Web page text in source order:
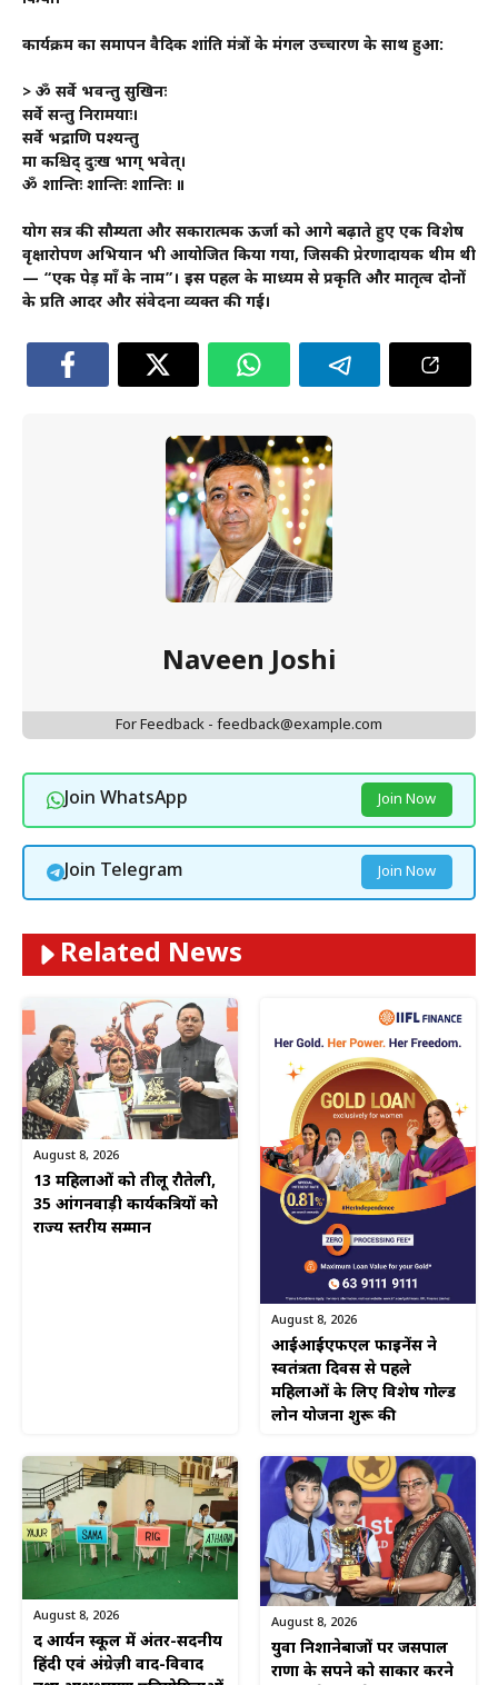
कार्यक्रम का समापन वैदिक शांति मंत्रों के मंगल उच्चारण के साथ हुआ:
> ॐ सर्वे भवन्तु सुखिनः
सर्वे सन्तु निरामयाः।
सर्वे भद्राणि पश्यन्तु
मा कश्चिद् दुःख भाग् भवेत्।
ॐ शान्तिः शान्तिः शान्तिः ॥
योग सत्र की सौम्यता और सकारात्मक ऊर्जा को आगे बढ़ाते हुए एक विशेष
वृक्षारोपण अभियान भी आयोजित किया गया, जिसकी प्रेरणादायक थीम थी
— “एक पेड़ माँ के नाम”। इस पहल के माध्यम से प्रकृति और मातृत्व दोनों
के प्रति आदर और संवेदना व्यक्त की गई।
Naveen Joshi
For Feedback - feedback@example.com
Join WhatsApp Join Now
Join Telegram Join Now
Related News
August 8, 2026
13 महिलाओं को तीलू रौतेली,
35 आंगनवाड़ी कार्यकत्रियों को
राज्य स्तरीय सम्मान
August 8, 2026
आईआईएफएल फाइनेंस ने
स्वतंत्रता दिवस से पहले
महिलाओं के लिए विशेष गोल्ड
लोन योजना शुरू की
August 8, 2026
द आर्यन स्कूल में अंतर-सदनीय
हिंदी एवं अंग्रेज़ी वाद-विवाद
August 8, 2026
युवा निशानेबाजों पर जसपाल
राणा के सपने को साकार करने